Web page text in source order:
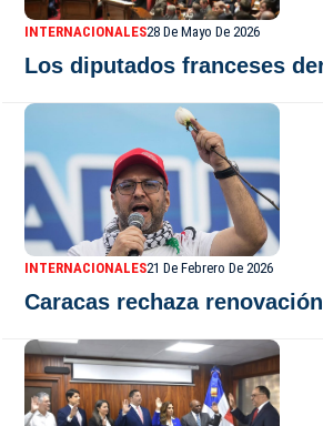
INTERNACIONALES28 De Mayo De 2026
Los diputados franceses
INTERNACIONALES21 De Febrero De 2026
Caracas rechaza